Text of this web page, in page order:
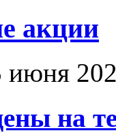
акции
июня
на